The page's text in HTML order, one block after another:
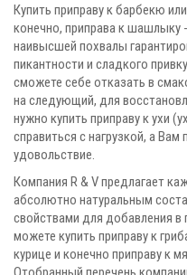
Купить приправу к барбекю
конечно, приправа к шашлыку
наивысшей похвалы
пикантности и сладкого
сможете себе отказать в
на следующий, для
нужно купить приправу к ухи
справиться с нагрузкой, а Вам
удовольствие.
Компания R & V предлагает
абсолютно натуральным
свойствами для добавления в
можете купить приправу к
курице и конечно приправу к